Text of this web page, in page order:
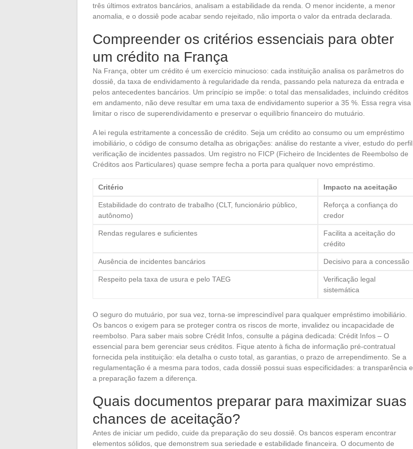
três últimos extratos bancários, analisam a estabilidade da renda. O menor incidente, a menor
anomalia, e o dossiê pode acabar sendo rejeitado, não importa o valor da entrada declarada.
Compreender os critérios essenciais para obter
um crédito na França
Na França, obter um crédito é um exercício minucioso: cada instituição analisa os parâmetros do
dossiê, da taxa de endividamento à regularidade da renda, passando pela natureza da entrada e
pelos antecedentes bancários. Um princípio se impõe: o total das mensalidades, incluindo créditos
em andamento, não deve resultar em uma taxa de endividamento superior a 35 %. Essa regra visa
limitar o risco de superendividamento e preservar o equilíbrio financeiro do mutuário.
A lei regula estritamente a concessão de crédito. Seja um crédito ao consumo ou um empréstimo
imobiliário, o código de consumo detalha as obrigações: análise do restante a viver, estudo do perfil,
verificação de incidentes passados. Um registro no FICP (Ficheiro de Incidentes de Reembolso de
Créditos aos Particulares) quase sempre fecha a porta para qualquer novo empréstimo.
Critério Impacto na aceitação
Estabilidade do contrato de trabalho (CLT, funcionário público,
autônomo)
Reforça a confiança do
credor
Rendas regulares e suficientes
Facilita a aceitação do
crédito
Ausência de incidentes bancários Decisivo para a concessão
Respeito pela taxa de usura e pelo TAEG
Verificação legal
sistemática
O seguro do mutuário, por sua vez, torna-se imprescindível para qualquer empréstimo imobiliário.
Os bancos o exigem para se proteger contra os riscos de morte, invalidez ou incapacidade de
reembolso. Para saber mais sobre Crédit Infos, consulte a página dedicada: Crédit Infos – O
essencial para bem gerenciar seus créditos. Fique atento à ficha de informação pré-contratual
fornecida pela instituição: ela detalha o custo total, as garantias, o prazo de arrependimento. Se a
regulamentação é a mesma para todos, cada dossiê possui suas especificidades: a transparência e
a preparação fazem a diferença.
Quais documentos preparar para maximizar suas
chances de aceitação?
Antes de iniciar um pedido, cuide da preparação do seu dossiê. Os bancos esperam encontrar
elementos sólidos, que demonstrem sua seriedade e estabilidade financeira. O documento de